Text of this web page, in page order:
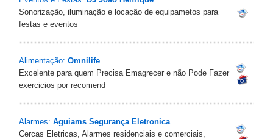
Sonorização, iluminação e locação de equipametos para
festas e eventos
Alimentação: Omnilife
Excelente para quem Precisa Emagrecer e não Pode Fazer
exercicios por recomend
Alarmes: Aguiams Segurança Eletronica
Cercas Eletricas, Alarmes residenciais e comerciais,